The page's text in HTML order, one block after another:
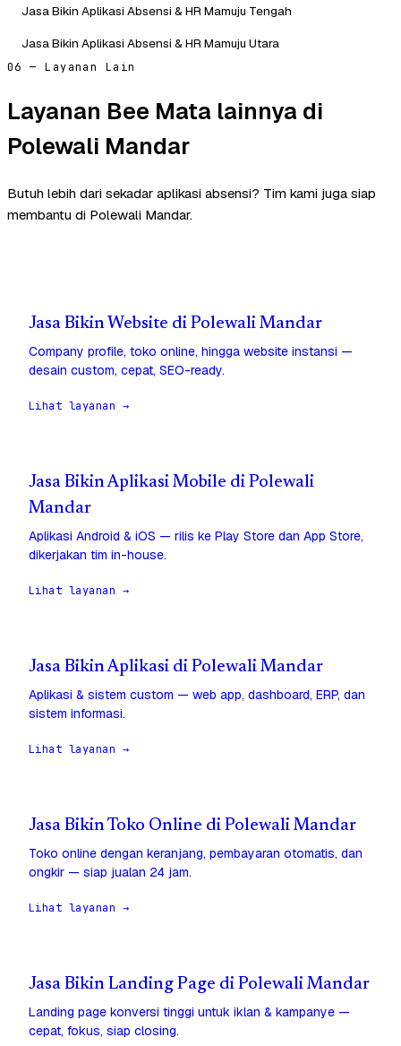
Jasa Bikin Aplikasi Absensi & HR Mamuju Tengah
Jasa Bikin Aplikasi Absensi & HR Mamuju Utara
06 — Layanan Lain
Layanan Bee Mata lainnya di
Polewali Mandar
Butuh lebih dari sekadar aplikasi absensi? Tim kami juga siap
membantu di Polewali Mandar.
Jasa Bikin Website di Polewali Mandar
Company profile, toko online, hingga website instansi —
desain custom, cepat, SEO-ready.
Lihat layanan →
Jasa Bikin Aplikasi Mobile di Polewali
Mandar
Aplikasi Android & iOS — rilis ke Play Store dan App Store,
dikerjakan tim in-house.
Lihat layanan →
Jasa Bikin Aplikasi di Polewali Mandar
Aplikasi & sistem custom — web app, dashboard, ERP, dan
sistem informasi.
Lihat layanan →
Jasa Bikin Toko Online di Polewali Mandar
Toko online dengan keranjang, pembayaran otomatis, dan
ongkir — siap jualan 24 jam.
Lihat layanan →
Jasa Bikin Landing Page di Polewali Mandar
Landing page konversi tinggi untuk iklan & kampanye —
cepat, fokus, siap closing.